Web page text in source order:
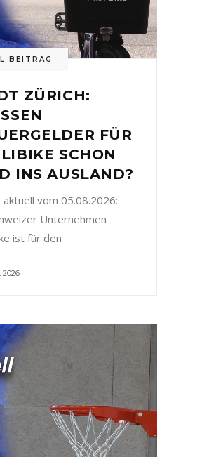
BEITRAG
ZÜRICH:
FÜR
SCHON
INS AUSLAND?
aktuell vom 05.08.2026:
Unternehmen
ist für den
2026